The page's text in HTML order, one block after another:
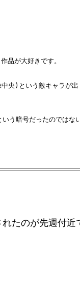
品が大好きです。
央)という敵キャラが出
いう暗号だったのではな
たのが先週付近